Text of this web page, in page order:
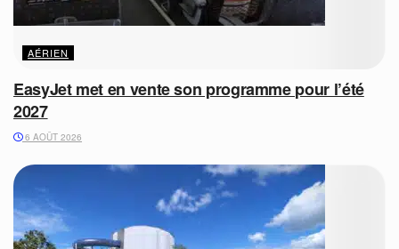
AÉRIEN
EasyJet met en vente son programme pour l’été
2027
6 AOÛT 2026